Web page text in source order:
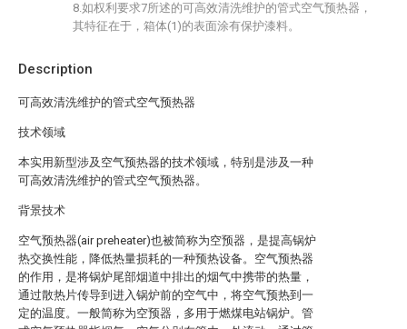
Description
可高效清洗维护的管式空气预热器
技术领域
本实用新型涉及空气预热器的技术领域，特别是涉及一种
可高效清洗维护的管式空气预热器。
背景技术
空气预热器(air preheater)也被简称为空预器，是提高锅炉
热交换性能，降低热量损耗的一种预热设备。空气预热器
的作用，是将锅炉尾部烟道中排出的烟气中携带的热量，
通过散热片传导到进入锅炉前的空气中，将空气预热到一
定的温度。一般简称为空预器，多用于燃煤电站锅炉。管
8.如权利要求7所述的可高效清洗维护的管式空气预热器，
其特征在于，箱体(1)的表面涂有保护漆料。